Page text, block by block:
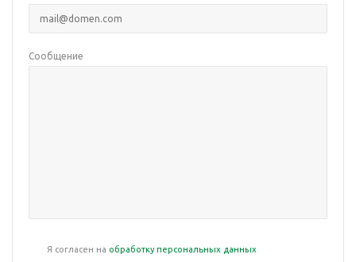
Сообщение
Я согласен на обработку персональных данных